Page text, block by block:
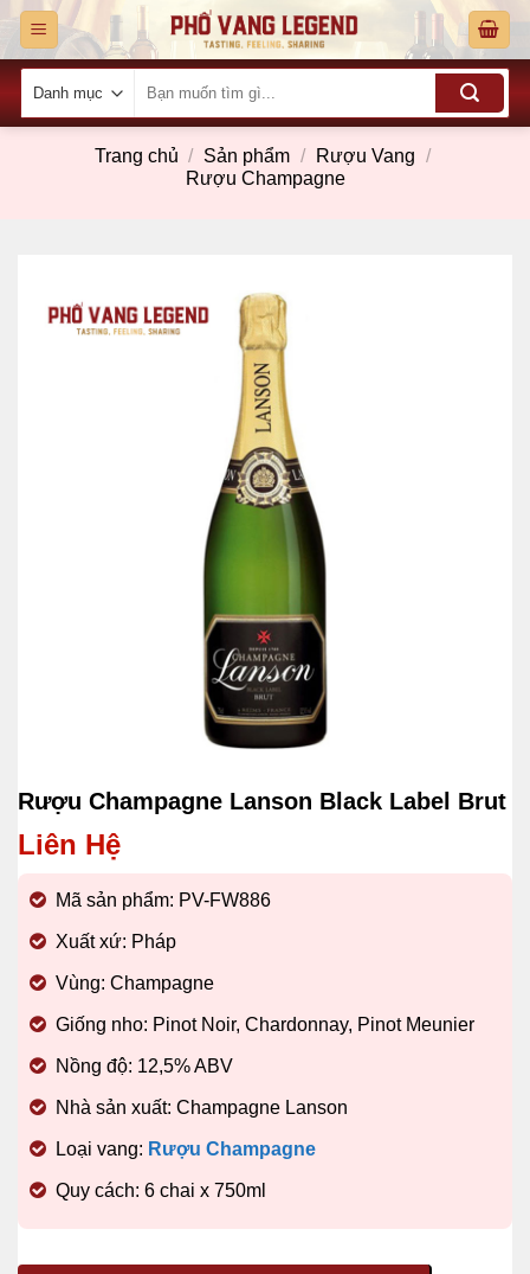
Skip
content
kiếm:
Trang chủ / Sản phẩm / Rượu Vang /
Rượu Champagne
Rượu Champagne Lanson Black Label Brut
Liên Hệ
Mã sản phẩm: PV-FW886
Xuất xứ: Pháp
Vùng: Champagne
Giống nho: Pinot Noir, Chardonnay, Pinot Meunier
Nồng độ: 12,5% ABV
Nhà sản xuất: Champagne Lanson
Loại vang: Rượu Champagne
Quy cách: 6 chai x 750ml